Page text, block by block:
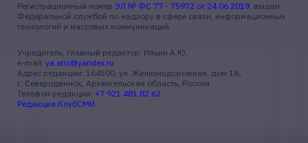
Регистрационный номер ЭЛ № ФС 77 - 75972 от 24.06.2019, выдан
Федеральной службой по надзору в сфере связи, информационных
технологий и массовых коммуникаций.
Учредитель, главный редактор: Ильин А.Ю.
e-mail: ya.atic@yandex.ru
Адрес редакции: 164500, ул. Железнодорожная, дом 1А,
г. Северодвинск, Архангельская область, Россия
Телефон редакции: +7 921 481 82 62
Редакция КлубСМИ